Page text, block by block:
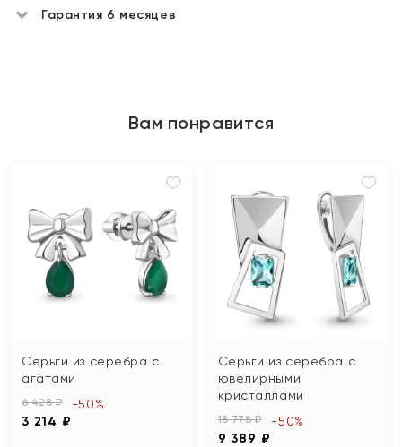
Гарантия 6 месяцев
Вам понравится
Серьги из серебра с
агатами
6 428 ₽
3 214 ₽
-50%
Серьги из серебра с
ювелирными
кристаллами
18 778 ₽
9 389 ₽
-50%